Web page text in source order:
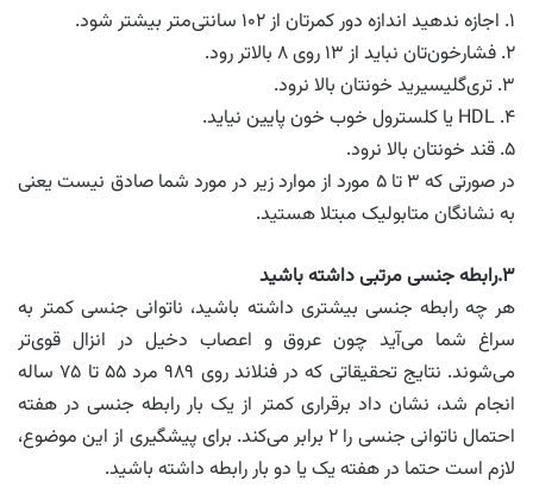
۱. اجازه ندهید اندازه دور کمرتان از ۱۰۲ سانتی‌متر بیشتر شود.
۲. فشارخون‌تان نباید از ۱۳ روی ۸ بالاتر رود.
۳. تری‌گلیسیرید خونتان بالا نرود.
۴. HDL یا کلسترول خوب خون پایین نیاید.
۵. قند خونتان بالا نرود.
در صورتی که ۳ تا ۵ مورد از موارد زیر در مورد شما صادق نیست یعنی
به نشانگان متابولیک مبتلا هستید.
۳.رابطه جنسی مرتبی داشته باشید
هر چه رابطه جنسی بیشتری داشته باشید، ناتوانی جنسی کمتر به
سراغ شما می‌آید چون عروق و اعصاب دخیل در انزال قوی‌تر
می‌شوند. نتایج تحقیقاتی که در فنلاند روی ۹۸۹ مرد ۵۵ تا ۷۵ ساله
انجام شد، نشان داد برقراری کمتر از یک بار رابطه جنسی در هفته
احتمال ناتوانی جنسی را ۲ برابر می‌کند. برای پیشگیری از این موضوع،
لازم است حتما در هفته یک یا دو بار رابطه داشته باشید.